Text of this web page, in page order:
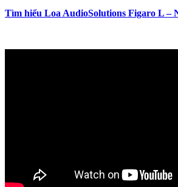
Tìm hiểu Loa AudioSolutions Figaro L –